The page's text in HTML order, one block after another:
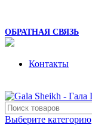
ОБРАТНАЯ СВЯЗЬ
Контакты
Выберите категорию